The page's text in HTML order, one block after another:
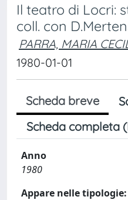
Il teatro di Locri:
coll. con
PARRA, MARIA
1980-01-01
Scheda breve
Scheda completa
Anno
1980
Appare nelle tipologie: